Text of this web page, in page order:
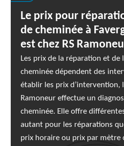
Le prix pour
de cheminée à
est chez RS
Les prix de la réparation et de
cheminée dépendent des
établir les prix d’intervention,
Ramoneur effectue un
cheminée. Elle offre
autant pour les réparations
prix horaire ou prix par mètre